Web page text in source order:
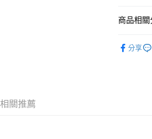
３．收到
絡購買商
每筆
7-11 取貨
商品相關
分享
相關推薦